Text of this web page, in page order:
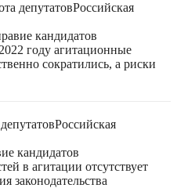
депутатовРоссийская
кандидатов
году агитационные
сократились, а риски
Российская
кандидатов
в агитации отсутствует
законодательства